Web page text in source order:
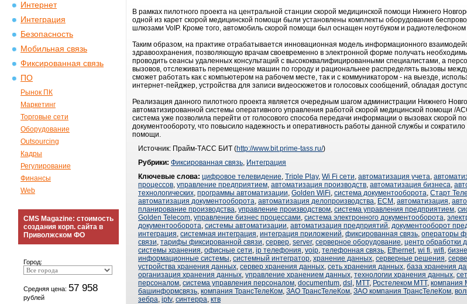
Интернет
Интеграция
Безопасность
Мобильная связь
Фиксированная связь
ПО
Рынок ПК
Маркетинг
Торговые сети
Оборудование
Outsourcing
Кадры
Регулирование
Финансы
Web
CMS Magazine: стоимость
создания корп. сайта в
Приволжском ФО
Город:
Средняя цена: 57 958
рублей
В рамках пилотного проекта на центральной станции скорой медицинской помощи Нижнего
одной из карет скорой медицинской помощи были установлены комплекты оборудования
шлюзами VoIP. Кроме того, автомобиль скорой помощи был оснащен ноутбуком и радиотелефоном
Таким образом, на практике отрабатывается инновационная модель информационного
здравоохранения, позволяющую врачам своевременно в электронной форме получать
проводить сеансы удаленных консультаций с высококвалифицированными специалистами, а
вызовов, отслеживать перемещение машин по городу и рациональнее распределять вызовы
сможет работать как с компьютером на рабочем месте, так и с коммуникатором - на выезде,
интернет-пейджер, устройства для записи видеосюжетов и голосовых сообщений, обладая
Реализация данного пилотного проекта является очередным шагом администрации Нижнего
автоматизированной системы оперативного управления работой скорой медицинской помощи
система уже позволила перейти от голосового способа передачи информации о вызовах скорой
документообороту, что повысило надежность и оперативность работы данной службы и
помощи.
Источник: Прайм-ТАСС БИТ (http://www.bit.prime-tass.ru/)
Рубрики: Фиксированная связь, Интеграция
Ключевые слова: цифровое телевидение, Triple Play, Wi Fi сети, автоматизация учета,
процессов, управление предприятием, автоматизация производств, автоматизация бизнеса,
технологических, программы автоматизации, Golden WiFi, система документооборота, Старт
автоматизация документооборота, автоматизация делопроизводства, ECM , автоматизация,
планирование производства, управление производством, система управления предприятием,
Golden Telecom, управление бизнес процессами, система электронного документооборота,
документооборота, системы автоматизации, автоматизация предприятий, документооборот
интеграция, системная интеграция, интеграция приложений, фиксированная связь, операторы
связи, тарифы фиксированной связи, сервер, server, серверное оборудование, центр обработки
системы хранения, офисные сети, ip телефония, voip, телефонная связь, Ethernet, wi fi, wifi,
информационные системы, системный интегратор, хранение данных, серверные решения,
устройства хранения данных, сервер хранения данных, сеть хранения данных, база хранения
организация хранения данных, управление хранением данных, технологии хранения данных,
персоналом, система управления персоналом, documentum, dsl , МТТ, Ростелеком МТТ, компания
башинформсвязь, компания ТрансТелеКом, ЗАО ТрансТелеКом, ЗАО компания ТрансТелеКом,
зебра, iptv, синтерра, ктв